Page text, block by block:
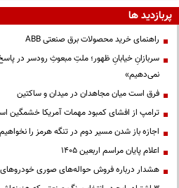
پربازدید ها
راهنمای خرید محصولات برق صنعتی ABB
سربازانِ خیابانِ ظهور؛ ملتِ مبعوثِ رودسر در
نمی‌دهیم»
فرق است میان مجاهدان در میدان و ساکتین
ترامپ از افشای کمبود مهمات آمریکا خشمگین
اجازه باز شدن مسیر دوم در تنگه هرمز را
اعلام پایان مراسم اربعین ۱۴۰۵
هشدار درباره فروش حواله‌های صوری خودروهای